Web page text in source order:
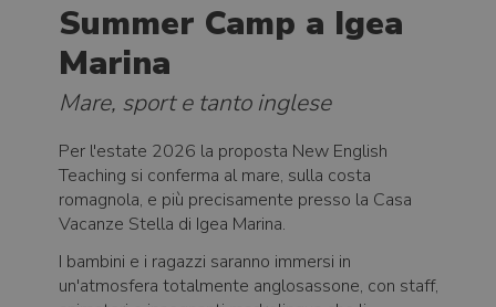
Summer Camp a Igea
Marina
Mare, sport e tanto inglese
Per l'estate 2026 la proposta New English
Teaching si conferma al mare, sulla costa
romagnola, e più precisamente presso la Casa
Vacanze Stella di Igea Marina.
I bambini e i ragazzi saranno immersi in
un'atmosfera totalmente anglosassone, con staff,